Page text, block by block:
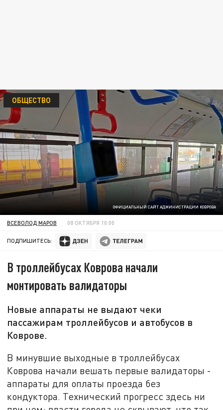
ОФИЦИАЛЬНЫЙ САЙТ АДМИНИСТРАЦИИ КОВРОВА
ОБЩЕСТВО
ВСЕВОЛОД МАРОВ 08 ОКТЯБРЯ 10:00
ПОДПИШИТЕСЬ:
В троллейбусах Коврова начали
монтировать валидаторы
Новые аппараты не выдают чеки
пассажирам троллейбусов и автобусов в
Коврове.
В минувшие выходные в троллейбусах
Коврова начали вешать первые валидаторы -
аппараты для оплаты проезда без
кондуктора. Технический прогресс здесь ни